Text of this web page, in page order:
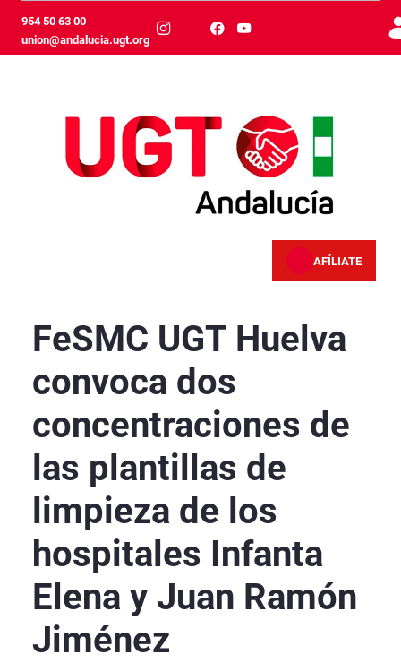
Ugrás a fő tartalomhoz
954 50 63 00
union@andalucia.ugt.org
AFÍLIATE
FeSMC UGT Huelva
convoca dos
concentraciones de
las plantillas de
limpieza de los
hospitales Infanta
Elena y Juan Ramón
Jiménez